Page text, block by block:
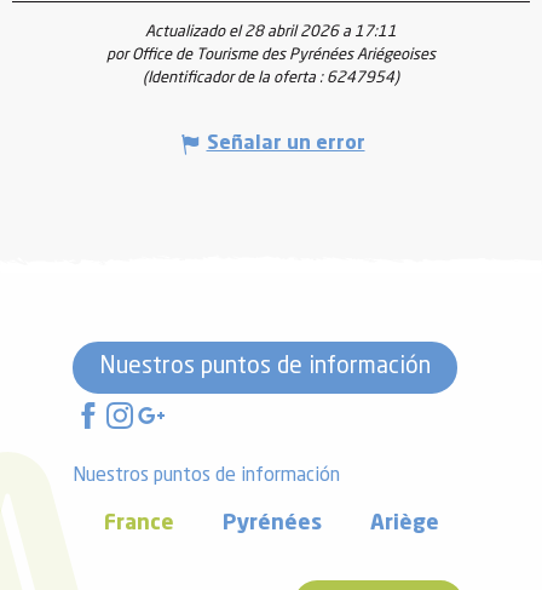
Actualizado el 28 abril 2026 a 17:11
por Office de Tourisme des Pyrénées Ariégeoises
(Identificador de la oferta : 6247954)
Señalar un error
Nuestros puntos de información
Nuestros puntos de información
France Pyrénées Ariège